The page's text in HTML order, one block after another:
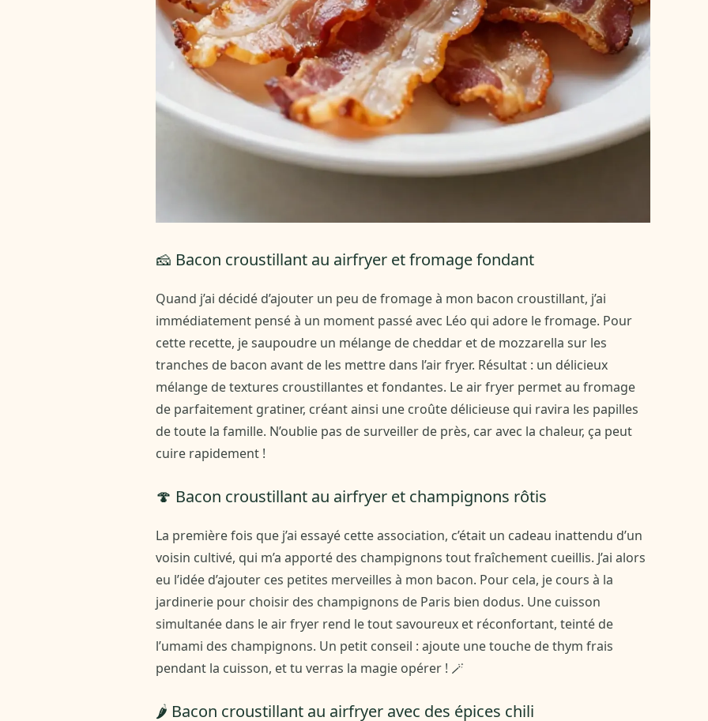
🧀 Bacon croustillant au airfryer et fromage fondant
Quand j’ai décidé d’ajouter un peu de fromage à mon bacon croustillant, j’ai
immédiatement pensé à un moment passé avec Léo qui adore le fromage. Pour
cette recette, je saupoudre un mélange de cheddar et de mozzarella sur les
tranches de bacon avant de les mettre dans l’air fryer. Résultat : un délicieux
mélange de textures croustillantes et fondantes. Le air fryer permet au fromage
de parfaitement gratiner, créant ainsi une croûte délicieuse qui ravira les papilles
de toute la famille. N’oublie pas de surveiller de près, car avec la chaleur, ça peut
cuire rapidement !
🍄 Bacon croustillant au airfryer et champignons rôtis
La première fois que j’ai essayé cette association, c’était un cadeau inattendu d’un
voisin cultivé, qui m’a apporté des champignons tout fraîchement cueillis. J’ai alors
eu l’idée d’ajouter ces petites merveilles à mon bacon. Pour cela, je cours à la
jardinerie pour choisir des champignons de Paris bien dodus. Une cuisson
simultanée dans le air fryer rend le tout savoureux et réconfortant, teinté de
l’umami des champignons. Un petit conseil : ajoute une touche de thym frais
pendant la cuisson, et tu verras la magie opérer ! 🪄
🌶️ Bacon croustillant au airfryer avec des épices chili